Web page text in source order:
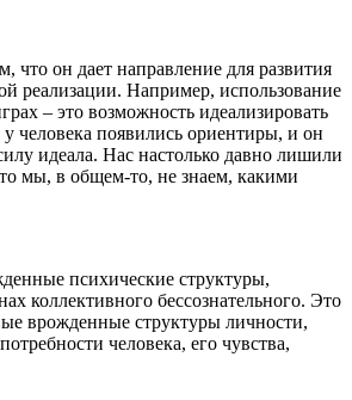
что он дает направление для развития
реализации. Например, использование
– это возможность идеализировать
у человека появились ориентиры, и он
идеала. Нас настолько давно лишили
мы, в общем-то, не знаем, какими
психические структуры,
коллективного бессознательного. Это
врожденные структуры личности,
человека, его чувства,